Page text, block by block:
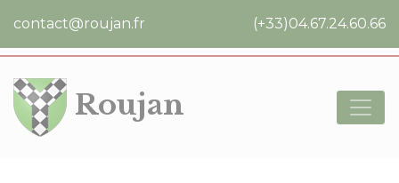
contact@roujan.fr (+33)04.67.24.60.66
Roujan